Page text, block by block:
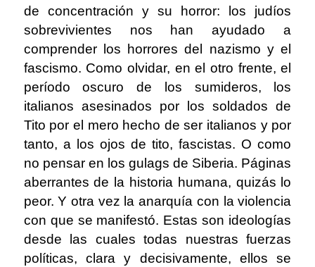
de concentración y su horror: los judíos
sobrevivientes nos han ayudado a
comprender los horrores del nazismo y el
fascismo. Como olvidar, en el otro frente, el
período oscuro de los sumideros, los
italianos asesinados por los soldados de
Tito por el mero hecho de ser italianos y por
tanto, a los ojos de tito, fascistas. O como
no pensar en los gulags de Siberia. Páginas
aberrantes de la historia humana, quizás lo
peor. Y otra vez la anarquía con la violencia
con que se manifestó. Estas son ideologías
desde las cuales todas nuestras fuerzas
políticas, clara y decisivamente, ellos se